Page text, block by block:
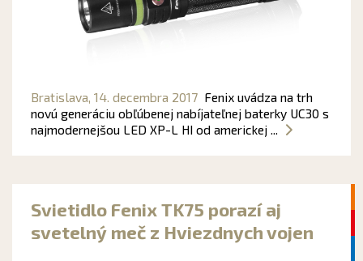
Bratislava, 14. decembra 2017 Fenix uvádza na trh
novú generáciu obľúbenej nabíjateľnej baterky UC30 s
najmodernejšou LED XP-L HI od americkej ...
Svietidlo Fenix TK75 porazí aj
svetelný meč z Hviezdnych vojen